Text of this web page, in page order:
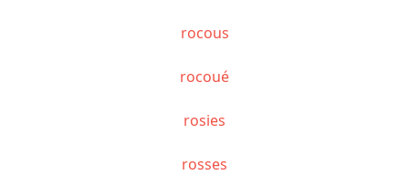
rocous
rocoué
rosies
rosses